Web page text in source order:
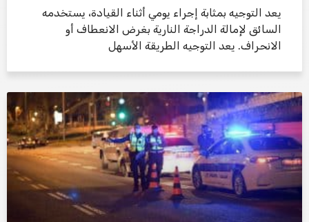
يعد التوجيه بمثابة إجراء يومي أثناء القيادة، يستخدمه
السائق لإمالة الدراجة النارية بغرض الانعطاف أو
الانحراف. يعد التوجيه الطريقة الأسهل